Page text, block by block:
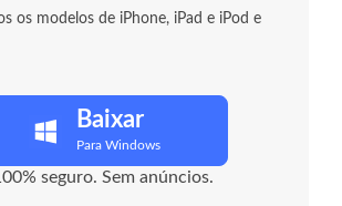
os modelos de iPhone, iPad e iPod e
Baixar
Para Windows
seguro. Sem anúncios.